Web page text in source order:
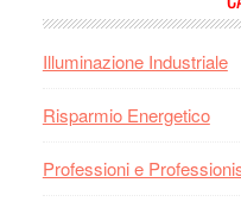
Illuminazione Industriale
Risparmio Energetico
Professioni e